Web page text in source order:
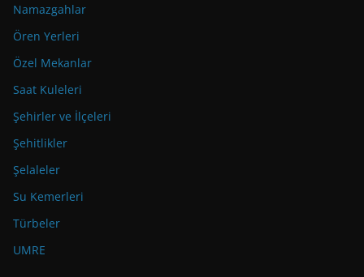
Namazgahlar
Ören Yerleri
Özel Mekanlar
Saat Kuleleri
Şehirler ve İlçeleri
Şehitlikler
Şelaleler
Su Kemerleri
Türbeler
UMRE